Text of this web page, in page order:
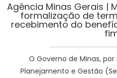
Agência Minas Gerais |
formalização de
recebimento do
O Governo de Minas,
Planejamento e Gestão